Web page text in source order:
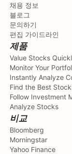
채용 정보
블로그
문의하기
편집 가이드라인
제품
Value Stocks
Monitor Your
Instantly Analyze
Find the Best
Follow Investment
Analyze Stocks
비교
Bloomberg
Morningstar
Yahoo Finance